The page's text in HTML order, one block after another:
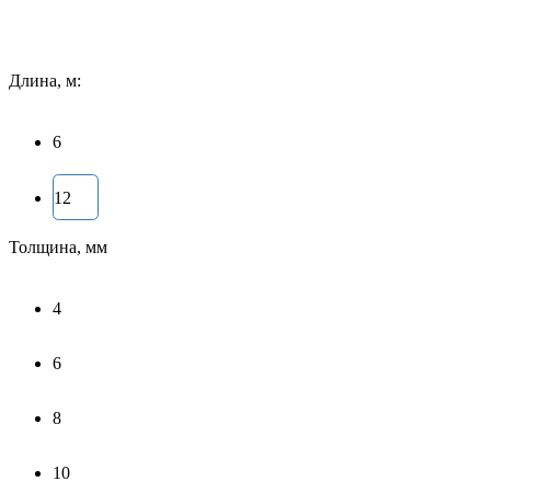
Длина, м:
6
12
Толщина, мм
4
6
8
10